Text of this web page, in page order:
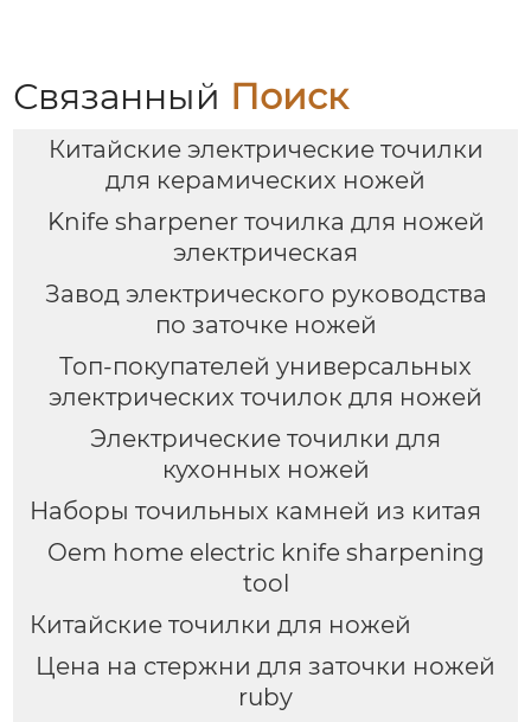
Связанный Поиск
Китайские электрические точилки
для керамических ножей
Knife sharpener точилка для ножей
электрическая
Завод электрического руководства
по заточке ножей
Топ-покупателей универсальных
электрических точилок для ножей
Электрические точилки для
кухонных ножей
Наборы точильных камней из китая
Oem home electric knife sharpening
tool
Китайские точилки для ножей
Цена на стержни для заточки ножей
ruby